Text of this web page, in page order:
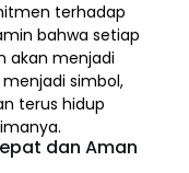
terhadap
bahwa setiap
akan menjadi
simbol,
terus hidup
dan Aman